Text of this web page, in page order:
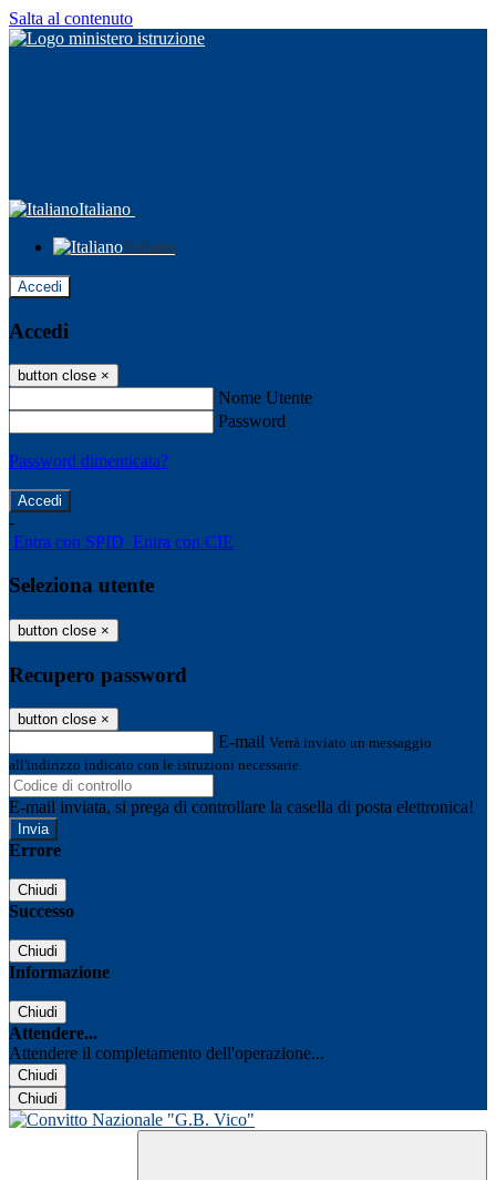
Salta al contenuto
Italiano
Italiano
Accedi
Accedi
button close ×
Nome Utente
Password
Password dimenticata?
-
Entra con SPID Entra con CIE
Seleziona utente
button close ×
Recupero password
button close ×
E-mail Verrà inviato un messaggio
all'indirizzo indicato con le istruzioni necessarie.
E-mail inviata, si prega di controllare la casella di posta elettronica!
Errore
Chiudi
Successo
Chiudi
Informazione
Chiudi
Attendere...
Attendere il completamento dell'operazione...
Chiudi
Chiudi